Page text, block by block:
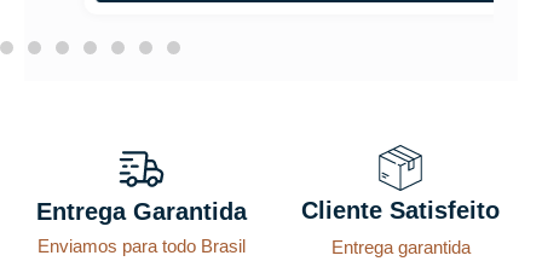
Entrega Garantida
Enviamos para todo Brasil
Cliente Satisfeito
Entrega garantida